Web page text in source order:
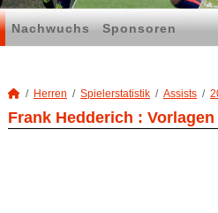
Nachwuchs Sponsoren
Herren Spielerstatistik Assists
Frank Hedderich : Vorlagen